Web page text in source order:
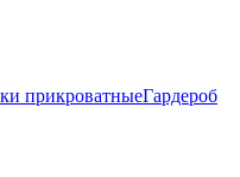
прикроватныеГардероб